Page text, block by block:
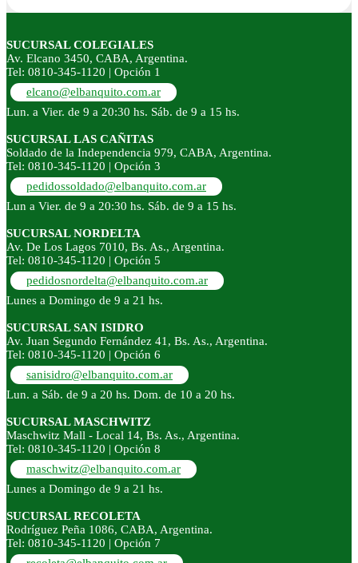
SUCURSAL COLEGIALES
Av. Elcano 3450, CABA, Argentina.
Tel: 0810-345-1120 | Opción 1
elcano@elbanquito.com.ar
Lun. a Vier. de 9 a 20:30 hs. Sáb. de 9 a 15 hs.
SUCURSAL LAS CAÑITAS
Soldado de la Independencia 979, CABA, Argentina.
Tel: 0810-345-1120 | Opción 3
pedidossoldado@elbanquito.com.ar
Lun a Vier. de 9 a 20:30 hs. Sáb. de 9 a 15 hs.
SUCURSAL NORDELTA
Av. De Los Lagos 7010, Bs. As., Argentina.
Tel: 0810-345-1120 | Opción 5
pedidosnordelta@elbanquito.com.ar
Lunes a Domingo de 9 a 21 hs.
SUCURSAL SAN ISIDRO
Av. Juan Segundo Fernández 41, Bs. As., Argentina.
Tel: 0810-345-1120 | Opción 6
sanisidro@elbanquito.com.ar
Lun. a Sáb. de 9 a 20 hs. Dom. de 10 a 20 hs.
SUCURSAL MASCHWITZ
Maschwitz Mall - Local 14, Bs. As., Argentina.
Tel: 0810-345-1120 | Opción 8
maschwitz@elbanquito.com.ar
Lunes a Domingo de 9 a 21 hs.
SUCURSAL RECOLETA
Rodríguez Peña 1086, CABA, Argentina.
Tel: 0810-345-1120 | Opción 7